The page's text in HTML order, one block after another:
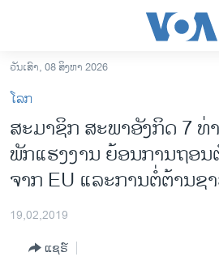
ເຂົ້າ
ຫາ
ຂ້າມ
ຂ້າມ
ໄປ
ຊອກ
ອາເມຣິກາ
ການເລືອກຕັ້ງ ປະທານາທີບໍດີ ສະຫະລັດ
ວັນເສົາ, 08 ສິງຫາ 2026
ໂລກ
ສະ​ມາ​ຊິກ​​ ສະ​ພາ​ອັງ​ກິດ 7 ທ່
ພັກ​ແຮງ​ງານ ຍ້ອນການ​ຖອ
ຈາກ EU ແລະ​ການຕໍ່​ຕ້ານຊ
19,02,2019
ແຊຣ໌